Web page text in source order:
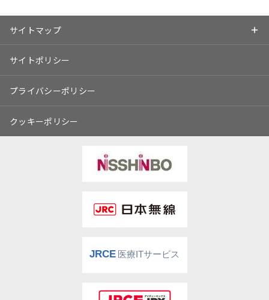
サイトマップ
サイトポリシー
プライバシーポリシー
クッキーポリシー